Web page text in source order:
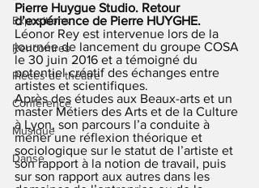
Expositions
Rencontres
Pièces de théâtre
Conférence
Musique
Danse
Pierre Huygue Studio. Retour
d’expérience de Pierre HUYGHE.
Léonor Rey est intervenue lors de la
journée de lancement du groupe COSA
le 30 juin 2016 et a témoigné du
potentiel créatif des échanges entre
artistes et scientifiques.
Après des études aux Beaux-arts et un
master Métiers des Arts et de la Culture
à Lyon, son parcours l’a conduite à
mener une réflexion théorique et
sociologique sur le statut de l’artiste et
son rapport à la notion de travail, puis
sur son rapport aux autres dans les